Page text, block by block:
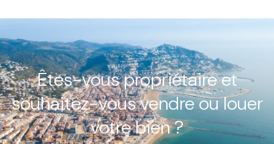
Êtes-vous propriétaire et
souhaitez-vous vendre ou louer
votre bien ?